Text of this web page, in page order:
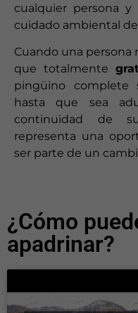
cualquier persona
cuidado ambiental
Cuando una persona
que totalmente
pingüino complete
hasta que sea
continuidad de
representa una
ser parte de un
¿Cómo
apadrinar?